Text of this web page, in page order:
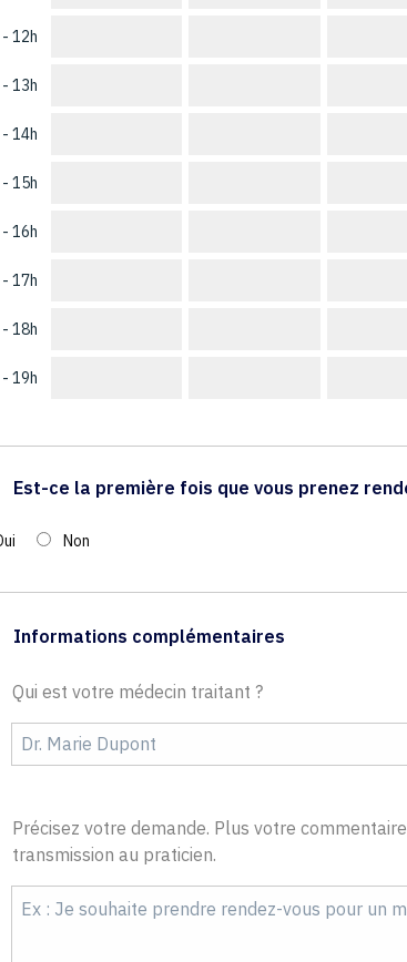
12h
13h
14h
15h
16h
17h
18h
19h
Est-ce la première fois que vous prenez
Non
Informations complémentaires
Qui est votre médecin traitant ?
Précisez votre demande. Plus votre
transmission au praticien.